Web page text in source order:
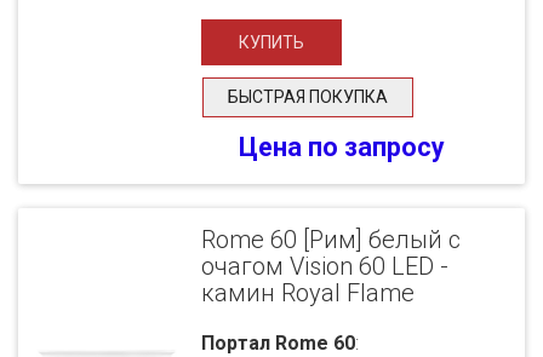
БЫСТРАЯ ПОКУПКА
Цена по запросу
Rome 60 [Рим] белый с
очагом Vision 60 LED -
камин Royal Flame
Портал Rome 60: